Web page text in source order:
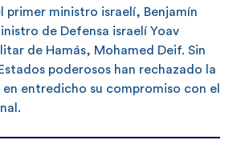
ministro israelí, Benjamín
de Defensa israelí Yoav
de Hamás, Mohamed Deif. Sin
poderosos han rechazado la
entredicho su compromiso con el